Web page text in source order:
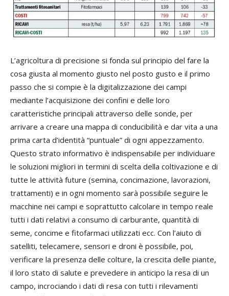
L’agricoltura di precisione si fonda sul principio del fare la
cosa giusta al momento giusto nel posto gusto e il primo
passo che si compie è la digitalizzazione dei campi
mediante l’acquisizione dei confini e delle loro
caratteristiche principali attraverso delle sonde, per
arrivare a creare una mappa di conducibilità e dar vita a una
prima carta d’identità “puntuale” di ogni appezzamento.
Questo strato informativo è indispensabile per individuare
le soluzioni migliori in termini di scelta della coltivazione e di
tutte le attività future (semina, concimazione, lavorazioni,
trattamenti) e in ogni momento sarà possibile seguire le
macchine nei campi e soprattutto calcolare in tempo reale
tutti i dati relativi a consumo di carburante, quantità di
seme, concime e fitofarmaci utilizzati ecc. Con l’aiuto di
satelliti, telecamere, sensori e droni è possibile, poi,
verificare la presenza delle colture, la crescita delle piante,
il loro stato di salute e prevedere in anticipo la resa di un
campo, incrociando i dati di resa con tutti i rilevamenti